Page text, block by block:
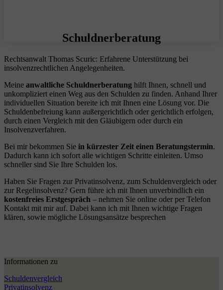
Schuldnerberatung
Rechtsanwalt Thomas Scuric: Erfahrene Unterstützung bei
insolvenzrechtlichen Angelegenheiten.
Meine anwaltliche Schuldnerberatung hilft Ihnen, schnell und
unkompliziert einen Weg aus den Schulden zu finden. Anhand Ihrer
individuellen Situation bereite ich mit Ihnen eine Lösung vor. Die
Schuldenbefreiung kann außergerichtlich oder gerichtlich erfolgen,
durch einen Vergleich mit den Gläubigern oder durch ein
Insolvenzverfahren.
Bei mir bekommen Sie in kürzester Zeit einen Beratungstermin.
Dadurch kann ich sofort alle wichtigen Schritte einleiten. Umso
schneller sind Sie Ihre Schulden los.
Haben Sie Fragen zur Privatinsolvenz, zum Schuldenvergleich oder
zur Regelinsolvenz? Gern führe ich mit Ihnen unverbindlich ein
kostenfreies Erstgespräch – nehmen Sie online oder per Telefon
Kontakt mit mir auf. Dabei kann ich mit Ihnen wichtige Fragen
klären, sowie mögliche Lösungsansätze besprechen
Informationen zu
Schuldenvergleich
Privatinsolvenz